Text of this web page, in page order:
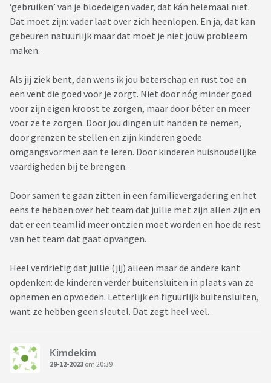
‘gebruiken’ van je bloedeigen vader, dat kán helemaal niet.
Dat moet zijn: vader laat over zich heenlopen. En ja, dat kan
gebeuren natuurlijk maar dat moet je niet jouw probleem
maken.
Als jij ziek bent, dan wens ik jou beterschap en rust toe en
een vent die goed voor je zorgt. Niet door nóg minder goed
voor zijn eigen kroost te zorgen, maar door béter en meer
voor ze te zorgen. Door jou dingen uit handen te nemen,
door grenzen te stellen en zijn kinderen goede
omgangsvormen aan te leren. Door kinderen huishoudelijke
vaardigheden bij te brengen.
Door samen te gaan zitten in een familievergadering en het
eens te hebben over het team dat jullie met zijn allen zijn en
dat er een teamlid meer ontzien moet worden en hoe de rest
van het team dat gaat opvangen.
Heel verdrietig dat jullie (jij) alleen maar de andere kant
opdenken: de kinderen verder buitensluiten in plaats van ze
opnemen en opvoeden. Letterlijk en figuurlijk buitensluiten,
want ze hebben geen sleutel. Dat zegt heel veel.
Kimdekim
29-12-2023 om 20:39